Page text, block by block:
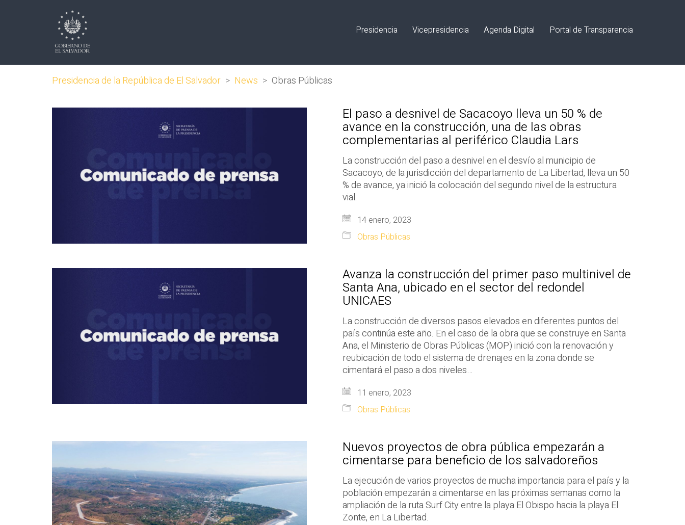
Presidencia Vicepresidencia Agenda Digital Portal de Transparencia
Presidencia de la República de El Salvador > News > Obras Públicas
El paso a desnivel de Sacacoyo lleva un 50 % de
avance en la construcción, una de las obras
complementarias al periférico Claudia Lars
La construcción del paso a desnivel en el desvío al municipio de
Sacacoyo, de la jurisdicción del departamento de La Libertad, lleva un 50
% de avance, ya inició la colocación del segundo nivel de la estructura
vial.
14 enero, 2023
Obras Públicas
Avanza la construcción del primer paso multinivel de
Santa Ana, ubicado en el sector del redondel
UNICAES
La construcción de diversos pasos elevados en diferentes puntos del
país continúa este año. En el caso de la obra que se construye en Santa
Ana, el Ministerio de Obras Públicas (MOP) inició con la renovación y
reubicación de todo el sistema de drenajes en la zona donde se
cimentará el paso a dos niveles…
11 enero, 2023
Obras Públicas
Nuevos proyectos de obra pública empezarán a
cimentarse para beneficio de los salvadoreños
La ejecución de varios proyectos de mucha importancia para el país y la
población empezarán a cimentarse en las próximas semanas como la
ampliación de la ruta Surf City entre la playa El Obispo hacia la playa El
Zonte, en La Libertad.